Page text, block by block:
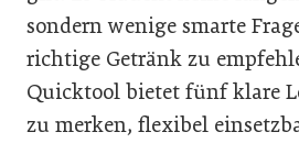
sondern wenige smarte
richtige Getränk zu
Quicktool bietet fünf klare
zu merken, flexibel